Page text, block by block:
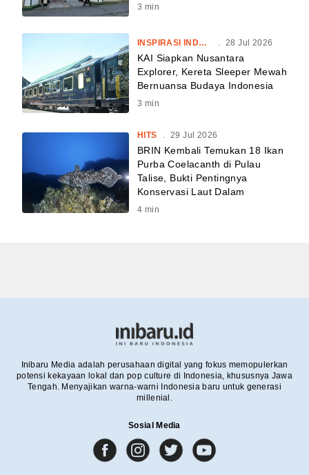
3 min
INSPIRASI INDONESIA . 28 Jul 2026
KAI Siapkan Nusantara
Explorer, Kereta Sleeper Mewah
Bernuansa Budaya Indonesia
3 min
HITS . 29 Jul 2026
BRIN Kembali Temukan 18 Ikan
Purba Coelacanth di Pulau
Talise, Bukti Pentingnya
Konservasi Laut Dalam
4 min
Inibaru Media adalah perusahaan digital yang fokus memopulerkan
potensi kekayaan lokal dan pop culture di Indonesia, khususnya Jawa
Tengah. Menyajikan warna-warni Indonesia baru untuk generasi
millenial.
Sosial Media